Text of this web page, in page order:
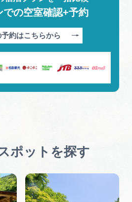
での空室確認+予約
約はこちらから
ポットを探す